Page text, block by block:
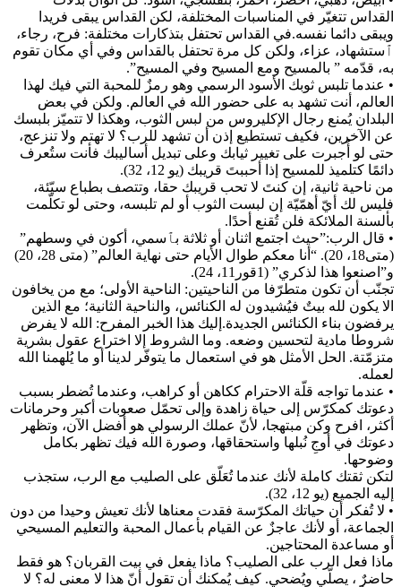
القداس تتغيّر في المناسبات المختلفة، لكن القداس يبقى فريدا
ويبقى دائما نفسه.في القداس تحتفل بتذكارات مختلفة: فرح، رجاء،
ٱستشهاد، عزاء، ولكن كل مرة تحتفل بالقداس وفي أي مكان تقوم
به، قدّمه ” بالمسيح ومع المسيح وفي المسيح”.
• عندما تلبس ثوبك الأسود الرسمي وهو رمزٌ للمحبة التي فيك لهذا
العالم، أنت تشهد به على حضور الله في العالم. ولكن في بعض
البلدان يُمنع رجال الإكليروس من لبس الثوب، وهكذا لا تتميّز بلبسك
عن الآخرين، فكيف تستطيع إذن أن تشهد للرب؟ لا تهتم ولا تنزعج،
حتى لو أُجبرت على تغيير ثيابك وعلى تبديل أساليبك فأنت ستُعرف
دائمًا كتلميذ للمسيح إذا أحببتَ قريبك (يو 12، 32).
من ناحية ثانية، إن كنتَ لا تحب قريبك حقا، وتتصف بطباع سيّئة،
فليس لك أيّ أهمّيّة إن لبست الثوب أو لم تلبسه، وحتى لو تكلّمت
بألسنة الملائكة فلن تُقنع أحدًا.
• قال الرب:”حيث اجتمع اثنان أو ثلاثة بٱسمي، أكون في وسطهم”
(متى18، 20). “أنا معكم طوال الأيام حتى نهاية العالم” (متى 28، 20)
و”اصنعوا هذا لذكري” (1قور11، 24).
تجنّب أن تكون متطرّفا من الناحيتين: الناحية الأولى؛ مع من يخافون
الا يكون لله بيتٌ فيُشيدون له الكنائس، والناحية الثانية؛ مع الذين
يرفضون بناء الكنائس الجديدة.إليك هذا الخبر المفرح: الله لا يفرض
شروطا مادية لتحسين وضعه. وما الشروط إلا اختراع عقول بشرية
متزمّتة. الحل الأمثل هو في استعمال ما يتوفّر لدينا أو ما يُلهمنا الله
لعمله.
• عندما تواجه قلّة الاحترام ككاهن أو كراهب، وعندما تُضطر بسبب
دعوتك كمكرّس إلى حياة زاهدة وإلى تحمّل صعوبات أكبر وحرمانات
أكثر، افرح وكن مبتهجا، لأنّ عملك الرسولي هو أفضل الآن، وتظهر
دعوتك في أوجِ نُبلها واستحقاقها، وصورة الله فيك تظهر بكامل
وضوحها.
لتكن ثقتك كاملة لأنك عندما تُعَلّق على الصليب مع الرب، ستجذب
إليه الجميع (يو 12، 32).
• لا تُفكر أن حياتك المكرّسة فقدت معناها لأنك تعيش وحيدا من دون
الجماعة، أو لأنك عاجزٌ عن القيام بأعمال المحبة والتعليم المسيحي
أو مساعدة المحتاجين.
ماذا فعل الرب على الصليب؟ ماذا يفعل في بيت القربان؟ هو فقط
حاضرٌ ، يصلّي ويُضحي. كيف يُمكنك أن تقول أنّ هذا لا معنى له؟ لا